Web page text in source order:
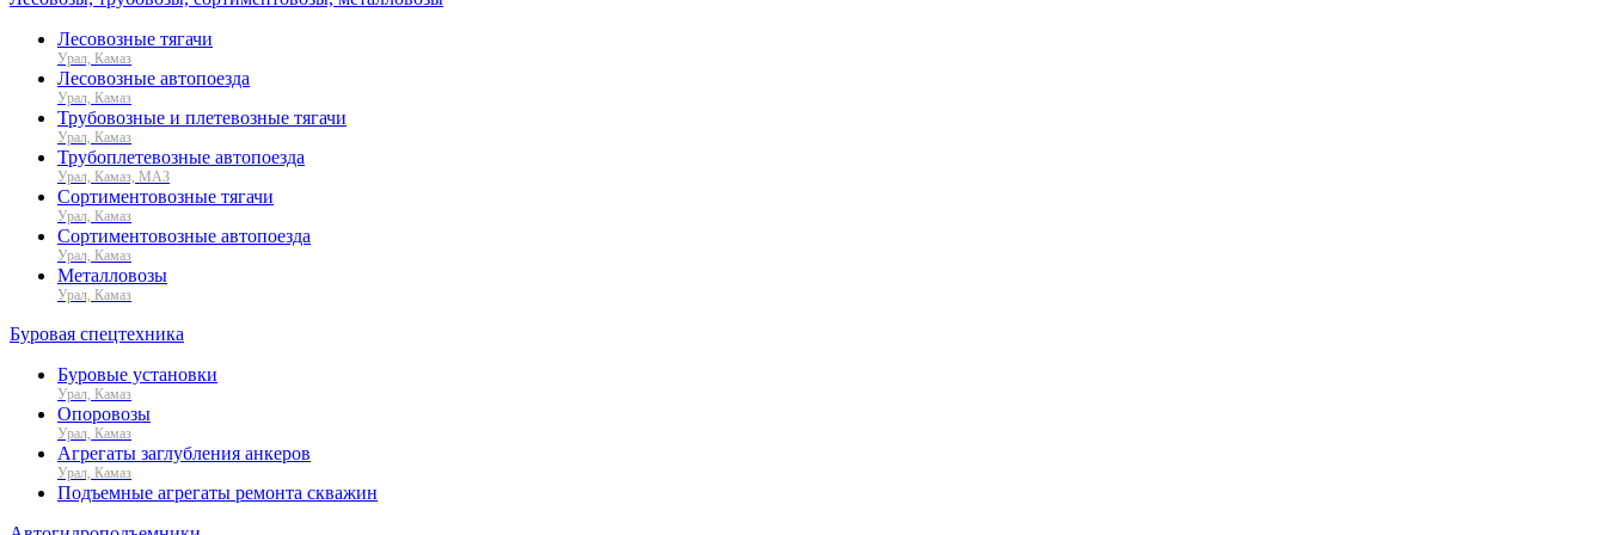
Лесовозные тягачи
Урал, Камаз
Лесовозные автопоезда
Урал, Камаз
Трубовозные и плетевозные тягачи
Урал, Камаз
Трубоплетевозные автопоезда
Урал, Камаз, МАЗ
Сортиментовозные тягачи
Урал, Камаз
Сортиментовозные автопоезда
Урал, Камаз
Металловозы
Урал, Камаз
Буровая спецтехника
Буровые установки
Урал, Камаз
Опоровозы
Урал, Камаз
Агрегаты заглубления анкеров
Урал, Камаз
Подъемные агрегаты ремонта скважин